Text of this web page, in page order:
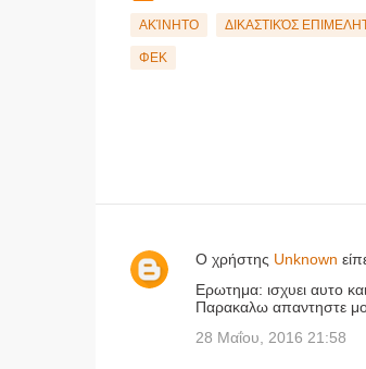
ΑΚΊΝΗΤΟ ΔΙΚΑΣΤΙΚΌΣ
ΦΕΚ
Σ
Ο χρήστης Unknown
Ερωτημα: ισχυει αυτο
Παρακαλω απαντηστε
28 Μαΐου, 2016 21:58